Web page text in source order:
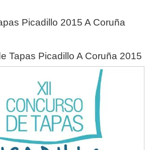
Picadillo 2015 A Coruña
Tapas Picadillo A Coruña 2015